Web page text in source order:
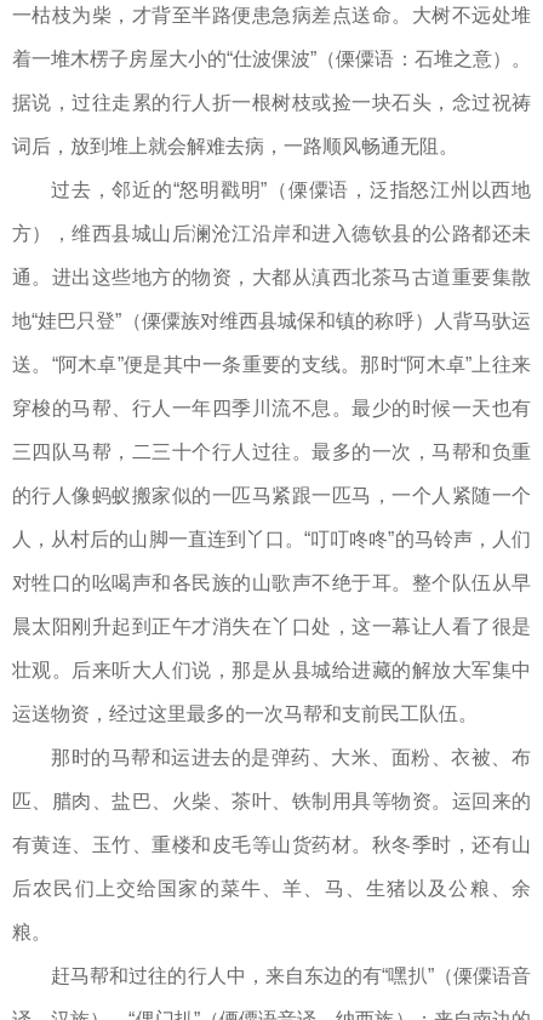
一枯枝为柴，才背至半路便患急病差点送命。大树不远处堆
着一堆木楞子房屋大小的“仕波倮波”（傈僳语：石堆之意）。
据说，过往走累的行人折一根树枝或捡一块石头，念过祝祷
词后，放到堆上就会解难去病，一路顺风畅通无阻。
过去，邻近的“怒明戳明”（傈僳语，泛指怒江州以西地
方），维西县城山后澜沧江沿岸和进入德钦县的公路都还未
通。进出这些地方的物资，大都从滇西北茶马古道重要集散
地“娃巴只登”（傈僳族对维西县城保和镇的称呼）人背马驮运
送。“阿木卓”便是其中一条重要的支线。那时“阿木卓”上往来
穿梭的马帮、行人一年四季川流不息。最少的时候一天也有
三四队马帮，二三十个行人过往。最多的一次，马帮和负重
的行人像蚂蚁搬家似的一匹马紧跟一匹马，一个人紧随一个
人，从村后的山脚一直连到丫口。“叮叮咚咚”的马铃声，人们
对牲口的吆喝声和各民族的山歌声不绝于耳。整个队伍从早
晨太阳刚升起到正午才消失在丫口处，这一幕让人看了很是
壮观。后来听大人们说，那是从县城给进藏的解放大军集中
运送物资，经过这里最多的一次马帮和支前民工队伍。
那时的马帮和运进去的是弹药、大米、面粉、衣被、布
匹、腊肉、盐巴、火柴、茶叶、铁制用具等物资。运回来的
有黄连、玉竹、重楼和皮毛等山货药材。秋冬季时，还有山
后农民们上交给国家的菜牛、羊、马、生猪以及公粮、余
粮。
赶马帮和过往的行人中，来自东边的有“嘿扒”（傈僳语音